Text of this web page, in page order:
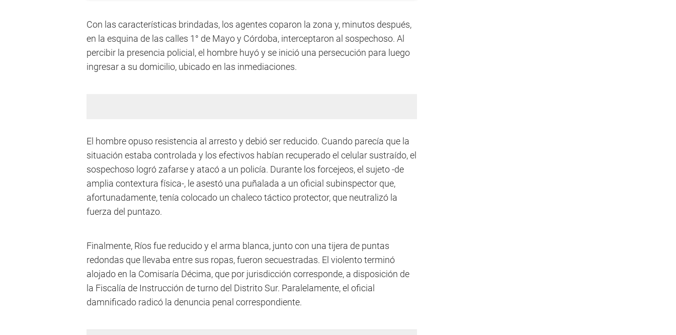
Con las características brindadas, los agentes coparon la zona y, minutos después,
en la esquina de las calles 1° de Mayo y Córdoba, interceptaron al sospechoso. Al
percibir la presencia policial, el hombre huyó y se inició una persecución para luego
ingresar a su domicilio, ubicado en las inmediaciones.
El hombre opuso resistencia al arresto y debió ser reducido. Cuando parecía que la
situación estaba controlada y los efectivos habían recuperado el celular sustraído, el
sospechoso logró zafarse y atacó a un policía. Durante los forcejeos, el sujeto -de
amplia contextura física-, le asestó una puñalada a un oficial subinspector que,
afortunadamente, tenía colocado un chaleco táctico protector, que neutralizó la
fuerza del puntazo.
Finalmente, Ríos fue reducido y el arma blanca, junto con una tijera de puntas
redondas que llevaba entre sus ropas, fueron secuestradas. El violento terminó
alojado en la Comisaría Décima, que por jurisdicción corresponde, a disposición de
la Fiscalía de Instrucción de turno del Distrito Sur. Paralelamente, el oficial
damnificado radicó la denuncia penal correspondiente.